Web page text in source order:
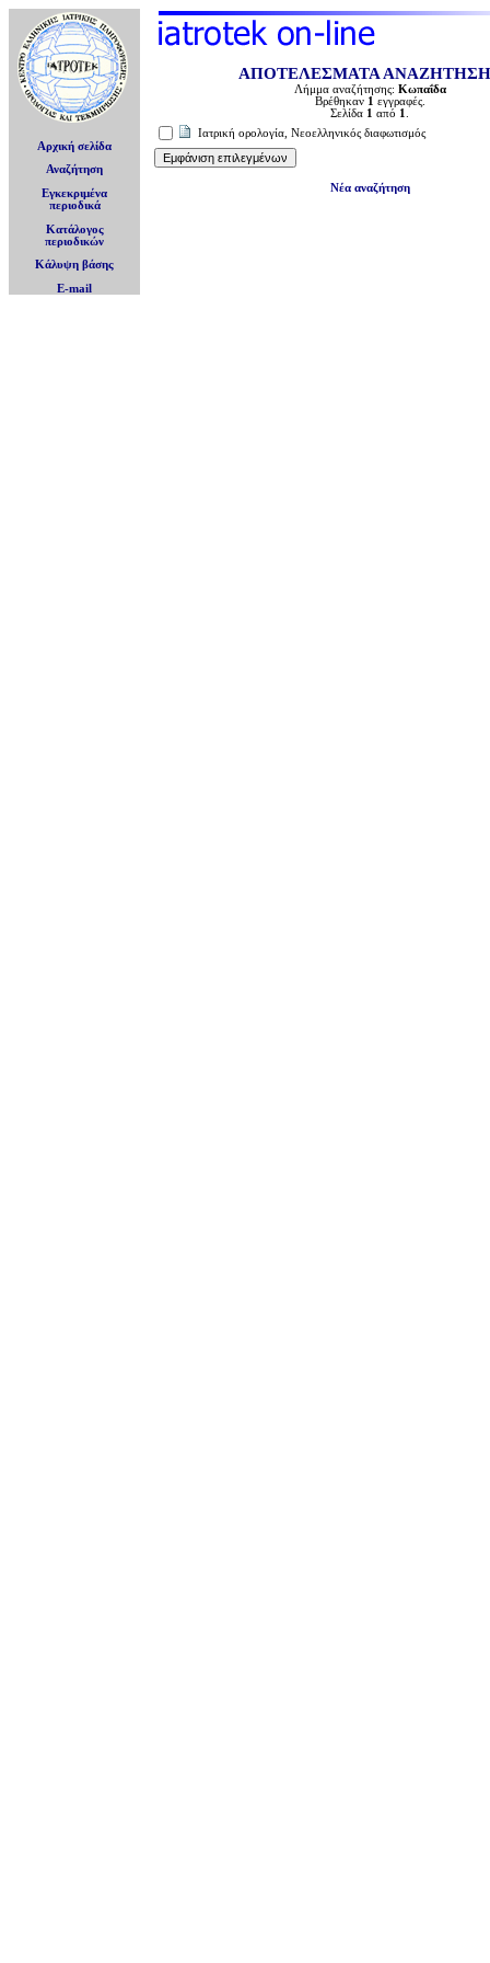
Αρχική σελίδα
Αναζήτηση
Εγκεκριμένα
περιοδικά
Κατάλογος
περιοδικών
Κάλυψη βάσης
E-mail
ΑΠΟΤΕΛΕΣΜΑΤΑ
Λήμμα αναζήτησης: Κωπαΐδα
Βρέθηκαν 1 εγγραφές.
Σελίδα 1 από 1
Ιατρική ορολογία, Νεοελληνικός διαφωτισμός
Νέα αναζήτηση